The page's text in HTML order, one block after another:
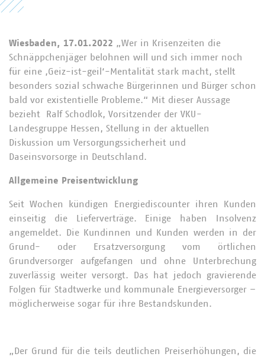
Wiesbaden, 17.01.2022 „Wer in Krisenzeiten die
Schnäppchenjäger belohnen will und sich immer noch
für eine ‚Geiz-ist-geil‘-Mentalität stark macht, stellt
besonders sozial schwache Bürgerinnen und Bürger schon
bald vor existentielle Probleme.“ Mit dieser Aussage
bezieht Ralf Schodlok, Vorsitzender der VKU-
Landesgruppe Hessen, Stellung in der aktuellen
Diskussion um Versorgungssicherheit und
Daseinsvorsorge in Deutschland.
Allgemeine Preisentwicklung
Seit Wochen kündigen Energiediscounter ihren Kunden
einseitig die Lieferverträge. Einige haben Insolvenz
angemeldet. Die Kundinnen und Kunden werden in der
Grund- oder Ersatzversorgung vom örtlichen
Grundversorger aufgefangen und ohne Unterbrechung
zuverlässig weiter versorgt. Das hat jedoch gravierende
Folgen für Stadtwerke und kommunale Energieversorger –
möglicherweise sogar für ihre Bestandskunden.
„Der Grund für die teils deutlichen Preiserhöhungen, die